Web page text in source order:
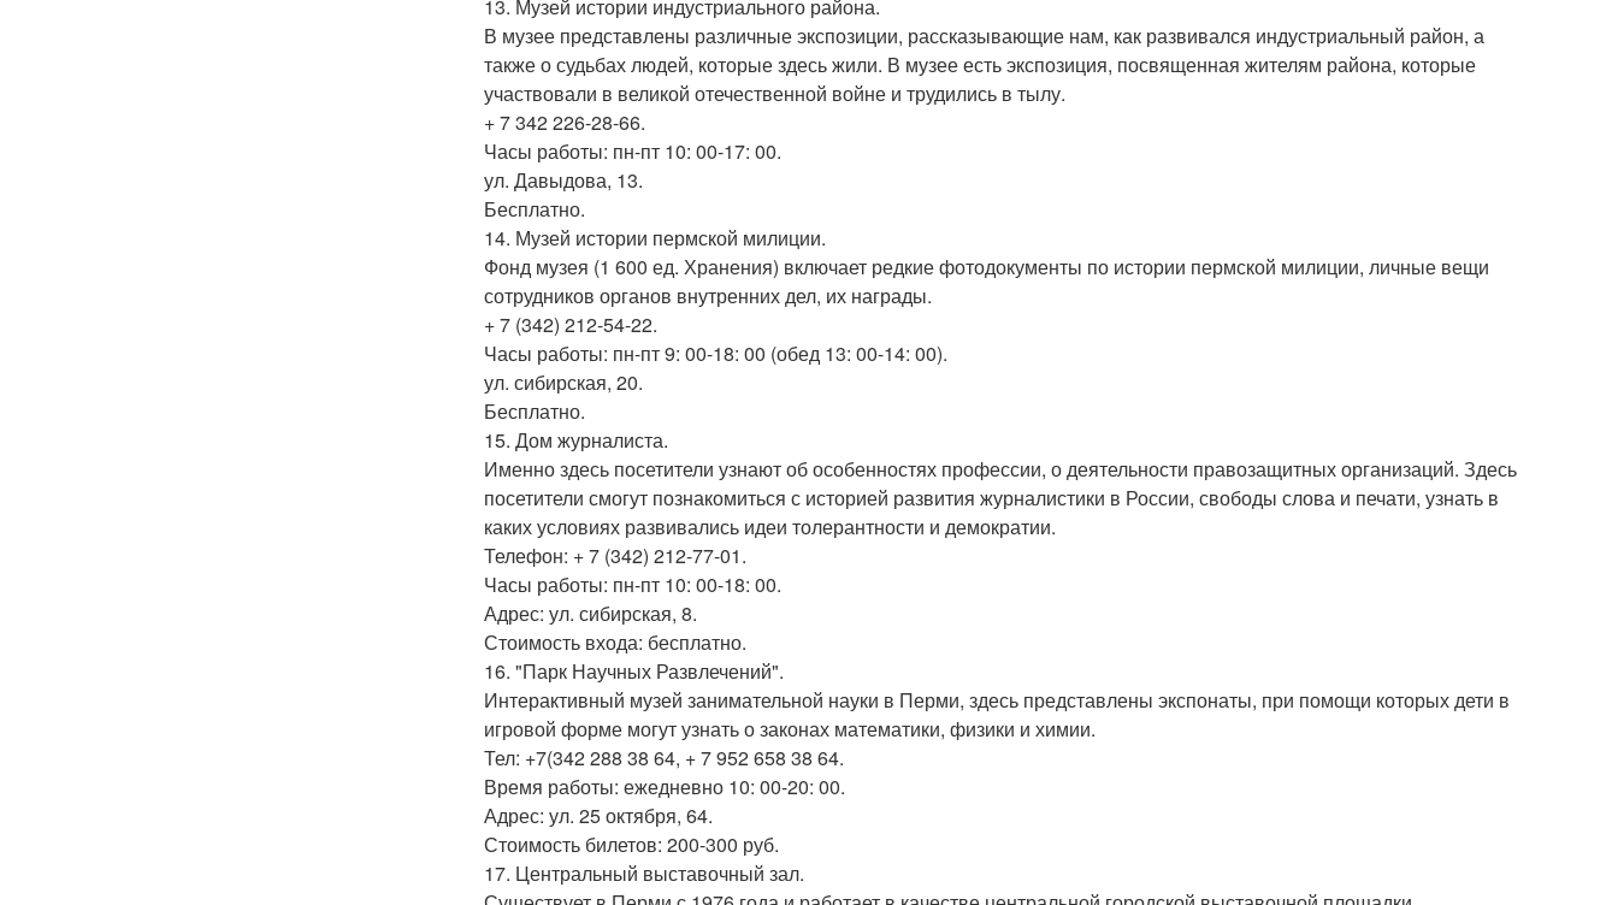
13. Музей истории индустриального района.
В музее представлены различные экспозиции, рассказывающие нам, как развивался индустриальный район, а
также о судьбах людей, которые здесь жили. В музее есть экспозиция, посвященная жителям района, которые
участвовали в великой отечественной войне и трудились в тылу.
+ 7 342 226-28-66.
Часы работы: пн-пт 10: 00-17: 00.
ул. Давыдова, 13.
Бесплатно.
14. Музей истории пермской милиции.
Фонд музея (1 600 ед. Хранения) включает редкие фотодокументы по истории пермской милиции, личные вещи
сотрудников органов внутренних дел, их награды.
+ 7 (342) 212-54-22.
Часы работы: пн-пт 9: 00-18: 00 (обед 13: 00-14: 00).
ул. сибирская, 20.
Бесплатно.
15. Дом журналиста.
Именно здесь посетители узнают об особенностях профессии, о деятельности правозащитных организаций. Здесь
посетители смогут познакомиться с историей развития журналистики в России, свободы слова и печати, узнать в
каких условиях развивались идеи толерантности и демократии.
Телефон: + 7 (342) 212-77-01.
Часы работы: пн-пт 10: 00-18: 00.
Адрес: ул. сибирская, 8.
Стоимость входа: бесплатно.
16. "Парк Научных Развлечений".
Интерактивный музей занимательной науки в Перми, здесь представлены экспонаты, при помощи которых дети в
игровой форме могут узнать о законах математики, физики и химии.
Тел: +7(342 288 38 64, + 7 952 658 38 64.
Время работы: ежедневно 10: 00-20: 00.
Адрес: ул. 25 октября, 64.
Стоимость билетов: 200-300 руб.
17. Центральный выставочный зал.